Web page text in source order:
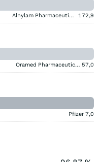
Alnylam Pharmaceuticals 172,9
Oramed Pharmaceuticals 57,0
Pfizer 7,0